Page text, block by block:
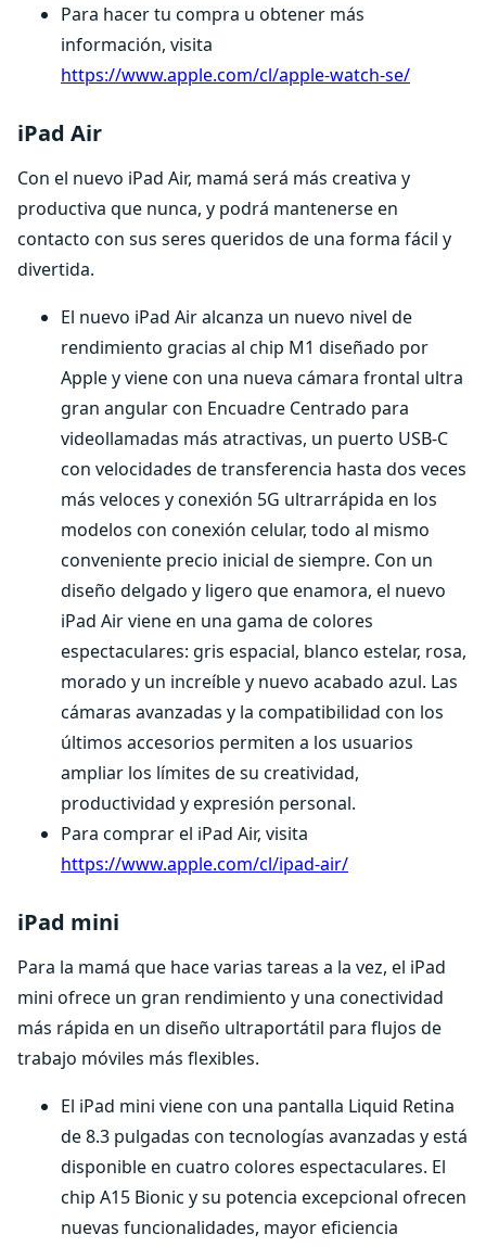
Para hacer tu compra u obtener más
información, visita
https://www.apple.com/cl/apple-watch-se/
iPad Air
Con el nuevo iPad Air, mamá será más creativa y
productiva que nunca, y podrá mantenerse en
contacto con sus seres queridos de una forma fácil y
divertida.
El nuevo iPad Air alcanza un nuevo nivel de
rendimiento gracias al chip M1 diseñado por
Apple y viene con una nueva cámara frontal ultra
gran angular con Encuadre Centrado para
videollamadas más atractivas, un puerto USB-C
con velocidades de transferencia hasta dos veces
más veloces y conexión 5G ultrarrápida en los
modelos con conexión celular, todo al mismo
conveniente precio inicial de siempre. Con un
diseño delgado y ligero que enamora, el nuevo
iPad Air viene en una gama de colores
espectaculares: gris espacial, blanco estelar, rosa,
morado y un increíble y nuevo acabado azul. Las
cámaras avanzadas y la compatibilidad con los
últimos accesorios permiten a los usuarios
ampliar los límites de su creatividad,
productividad y expresión personal.
Para comprar el iPad Air, visita
https://www.apple.com/cl/ipad-air/
iPad mini
Para la mamá que hace varias tareas a la vez, el iPad
mini ofrece un gran rendimiento y una conectividad
más rápida en un diseño ultraportátil para flujos de
trabajo móviles más flexibles.
El iPad mini viene con una pantalla Liquid Retina
de 8.3 pulgadas con tecnologías avanzadas y está
disponible en cuatro colores espectaculares. El
chip A15 Bionic y su potencia excepcional ofrecen
nuevas funcionalidades, mayor eficiencia